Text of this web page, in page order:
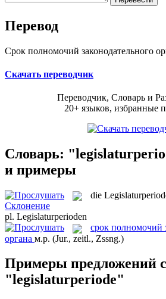
Перевод
Срок полномочий законодательного
Скачать переводчик
Переводчик, Словарь и
20+ языков, избранные
Словарь:
и примеры
die
Склонение
pl. Legislaturperioden
срок полномочий
органа м.р. (Jur., zeitl., Zssng.)
Примеры предложений
"legislaturperiode"